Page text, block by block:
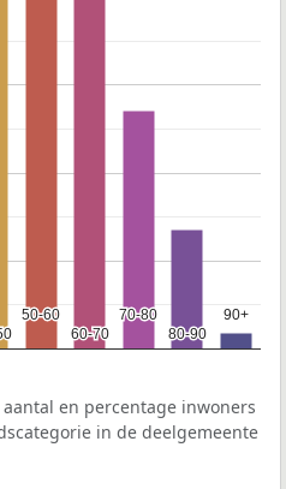
50-60
50-60
60-70
60-70
70-80
70-80
80-90
80-90
90+
90+
en percentage inwoners
in de deelgemeente